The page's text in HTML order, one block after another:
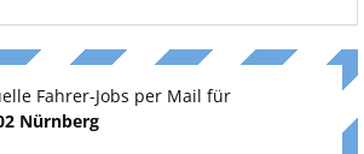
Fahrer-Jobs per Mail für
Nürnberg